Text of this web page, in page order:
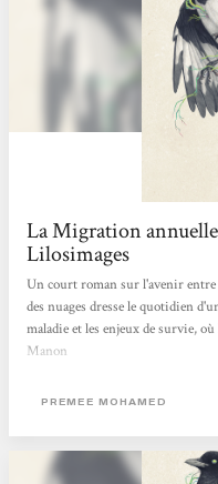
La Migration
Lilosimages
Un court roman sur l'avenir
des nuages dresse le quotidien
maladie et les enjeux de survie,
Manon
PREMEE MOHAMED